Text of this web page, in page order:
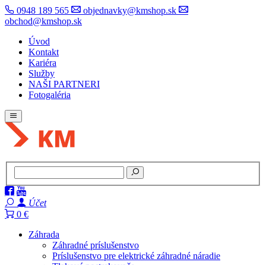
0948 189 565
objednavky@kmshop.sk
obchod@kmshop.sk
Úvod
Kontakt
Kariéra
Služby
NAŠI PARTNERI
Fotogaléria
Účet
0 €
Záhrada
Záhradné príslušenstvo
Príslušenstvo pre elektrické záhradné náradie